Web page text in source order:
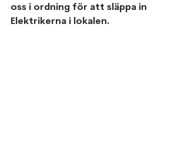
oss i ordning för att släppa in
Elektrikerna i lokalen.